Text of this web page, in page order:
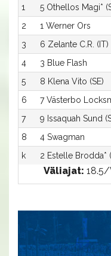
1
5 Othellos Magi*
2
1 Werner Ors
3
6 Zelante C.R. (IT)
4
3 Blue Flash
5
8 Klena Vito (SE)
6
7 Västerbo
7
9 Issaquah Sund
8
4 Swagman
k
2 Estelle Brodda*
Väliajat: 18.5/